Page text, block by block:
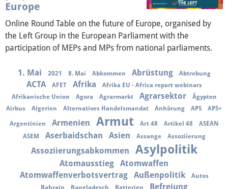
Über mich
Vor Ort
Kontakt
Reden
Termine
Presse
Europe
Online Round Table on the future of Europe, organised by
the Left Group in the European Parliament with the
participation of MEPs and MPs from national parliaments.
1. Mai 2021 8. Mai Abkommen Abrüstung Abtrebung
ACTA AFET Afrika
Afrika EU - Africa report webinars
Afrikanische Union
Agora Agrarmarkt Agrarsektor
Ägypten
Airbus
Algerien Alternatives Handelsmandat Anhörung APS APS+
Argentinien Armenien Armut Art 48 Artikel 48
ASEAN
ASEM
Aserbaidschan Asien Assange Assoziierung
Assoziierungsabkommen Asylpolitik
Atomausstieg
Atomwaffen
Atomwaffenverbotsvertrag
Außenpolitik
Autos
Bahrain
Bangladesch Batterien Befreiung